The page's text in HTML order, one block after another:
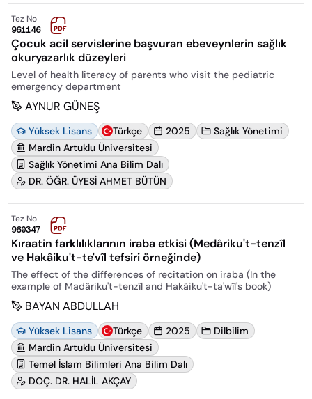
Tez No
961146
Çocuk acil servislerine başvuran ebeveynlerin sağlık
okuryazarlık düzeyleri
Level of health literacy of parents who visit the pediatric
emergency department
AYNUR GÜNEŞ
Yüksek Lisans Türkçe 2025
Sağlık Yönetimi
Mardin Artuklu Üniversitesi
Sağlık Yönetimi Ana Bilim Dalı
DR. ÖĞR. ÜYESİ AHMET BÜTÜN
Tez No
960347
Kıraatin farklılıklarının iraba etkisi (Medâriku't-tenzîl
ve Hakâiku't-te'vîl tefsiri örneğinde)
The effect of the differences of recitation on iraba (In the
example of Madâriku't-tenzîl and Hakâiku't-ta'wîl's book)
BAYAN ABDULLAH
Yüksek Lisans Türkçe 2025
Dilbilim
Mardin Artuklu Üniversitesi
Temel İslam Bilimleri Ana Bilim Dalı
DOÇ. DR. HALİL AKÇAY